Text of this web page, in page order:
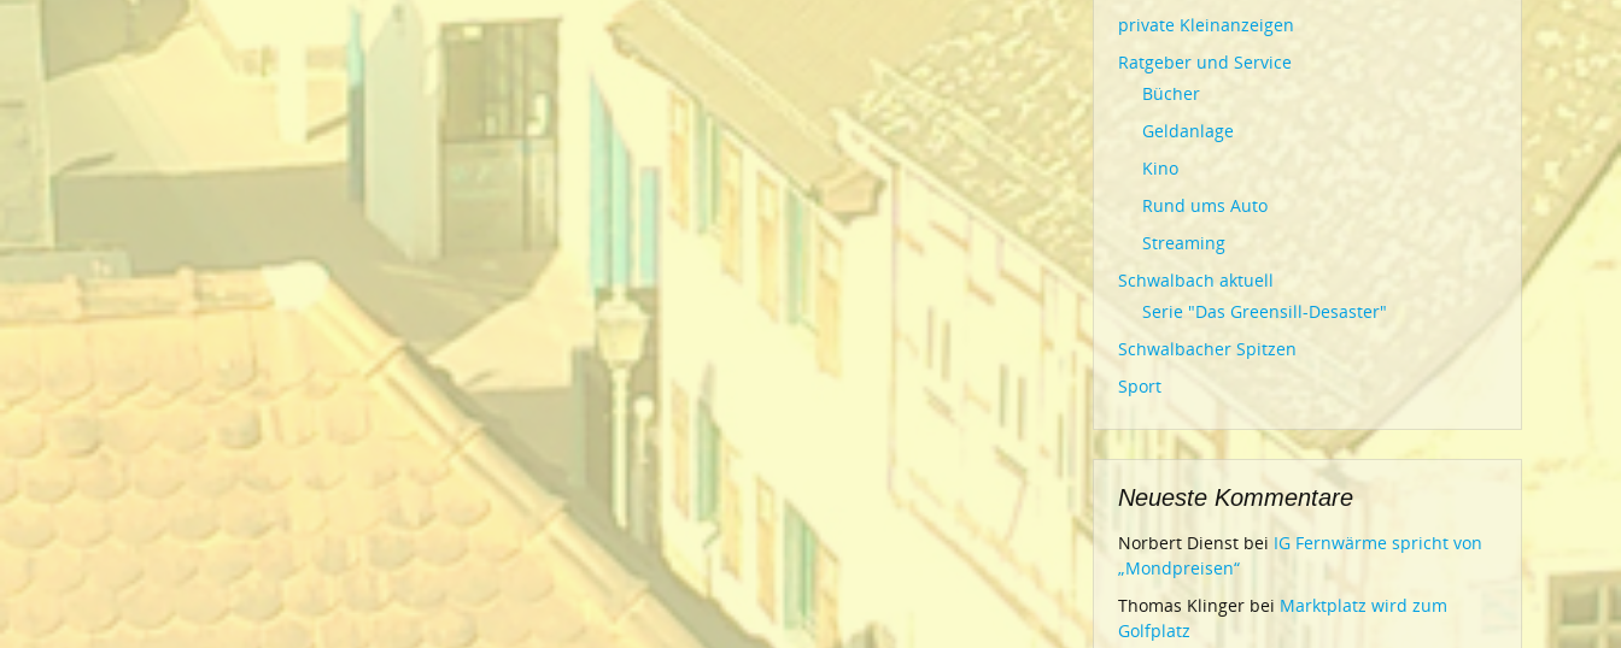
private Kleinanzeigen
Ratgeber und Service
Bücher
Geldanlage
Kino
Rund ums Auto
Streaming
Schwalbach aktuell
Serie "Das Greensill-Desaster"
Schwalbacher Spitzen
Sport
Neueste Kommentare
Norbert Dienst bei IG Fernwärme spricht von
„Mondpreisen“
Thomas Klinger bei Marktplatz wird zum
Golfplatz